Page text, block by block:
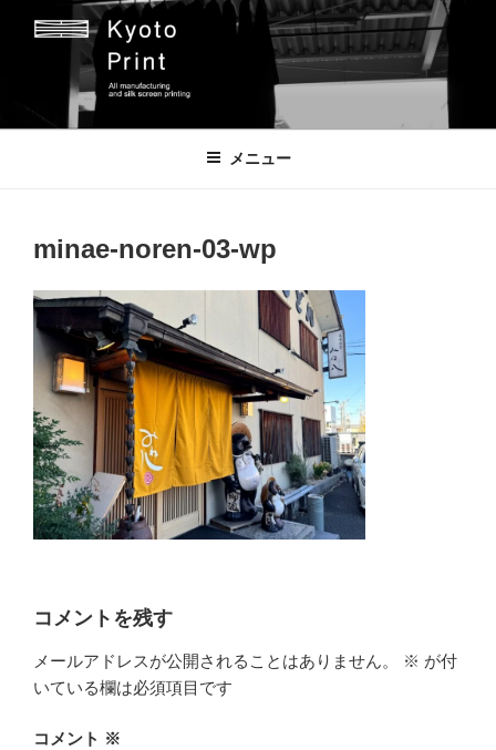
京都プリント
京都市のオリジナルプリント会社
メニュー
minae-noren-03-wp
コメントを残す
メールアドレスが公開されることはありません。 ※ が付
いている欄は必須項目です
コメント ※